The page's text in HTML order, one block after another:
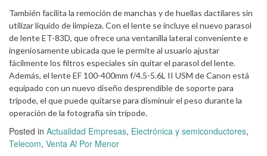
También facilita la remoción de manchas y de huellas dactilares sin
utilizar líquido de limpieza. Con el lente se incluye el nuevo parasol
de lente ET-83D, que ofrece una ventanilla lateral conveniente e
ingeniosamente ubicada que le permite al usuario ajustar
fácilmente los filtros especiales sin quitar el parasol del lente.
Además, el lente EF 100-400mm f/4.5-5.6L II USM de Canon está
equipado con un nuevo diseño desprendible de soporte para
trípode, el que puede quitarse para disminuir el peso durante la
operación de la fotografía sin trípode.
Posted in Actualidad Empresas, Electrónica y semiconductores,
Telecom, Venta Al Por Menor